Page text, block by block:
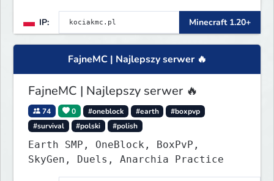
IP: Minecraft 1.20+
FajneMC | Najlepszy serwer 🔥
FajneMC | Najlepszy serwer 🔥
74 0 #oneblock #earth
#boxpvp
#survival
#polski #polish
Earth SMP, OneBlock, BoxPvP,
SkyGen, Duels, Anarchia Practice